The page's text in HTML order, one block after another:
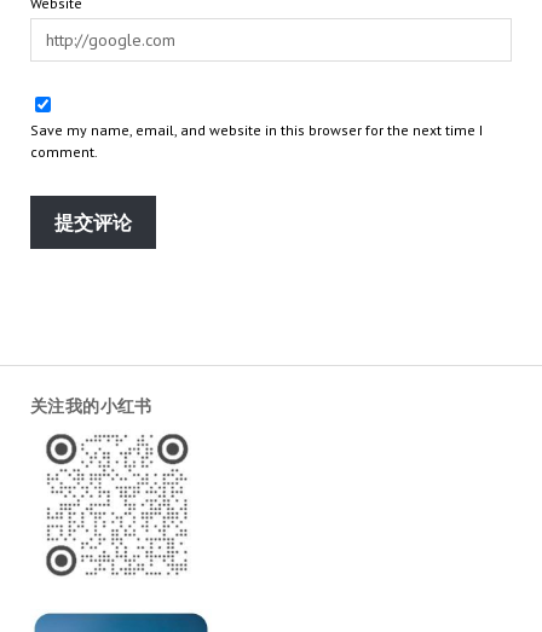
Save my name, email, and website in this browser for the next time I
comment.
关注我的小红书